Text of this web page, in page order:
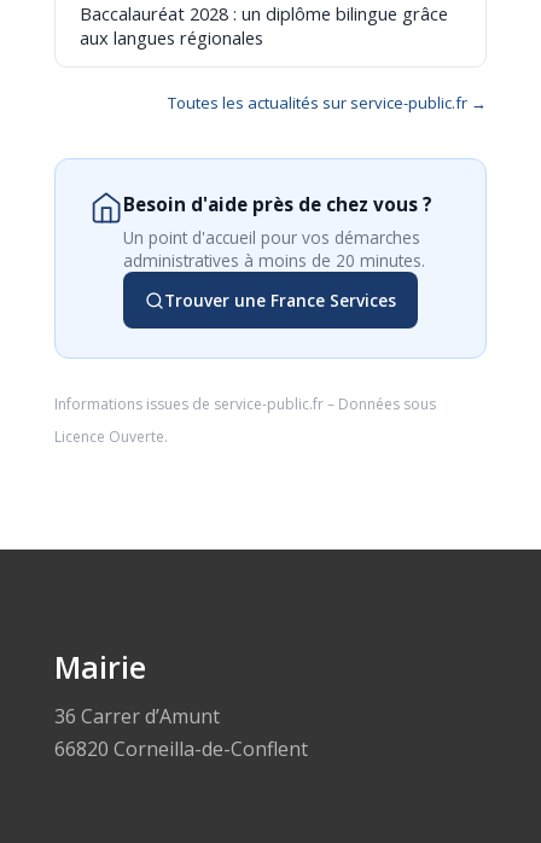
Baccalauréat 2028 : un diplôme bilingue grâce
aux langues régionales
Toutes les actualités sur service-public.fr →
Besoin d'aide près de chez vous ?
Un point d'accueil pour vos démarches
administratives à moins de 20 minutes.
Trouver une France Services
Informations issues de service-public.fr– Données sous
Licence Ouverte.
Mairie
36 Carrer d’Amunt
66820 Corneilla-de-Conflent